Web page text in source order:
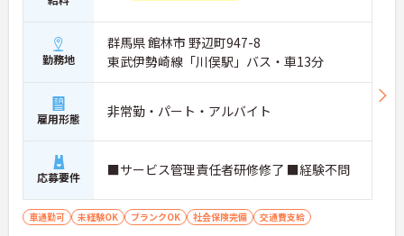
勤務地
群馬県 館林市 野辺町947-8
東武伊勢崎線「川俣駅」バス・車13分
雇用形態 非常勤・パート・アルバイト
応募要件 ■サービス管理責任者研修修了 ■経験不問
車通勤可 未経験OK ブランクOK 社会保険完備 交通費支給